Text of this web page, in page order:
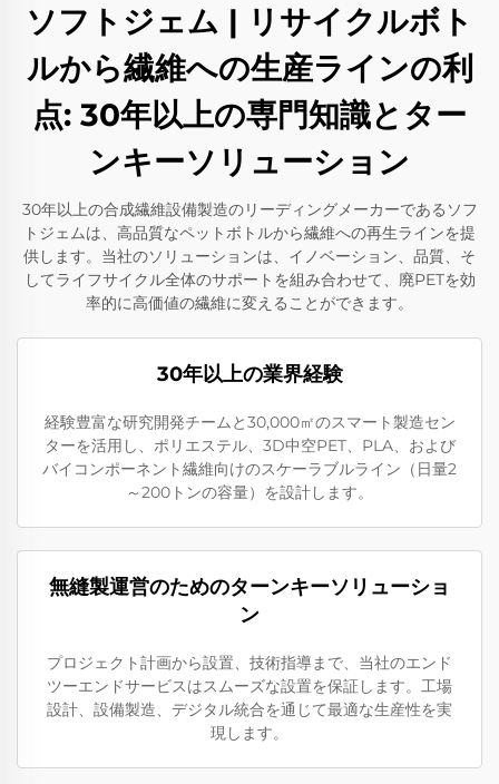
ソフトジェム | リサイクルボト
ルから繊維への生産ラインの利
点: 30年以上の専門知識とター
ンキーソリューション
30年以上の合成繊維設備製造のリーディングメーカーであるソフ
トジェムは、高品質なペットボトルから繊維への再生ラインを提
供します。当社のソリューションは、イノベーション、品質、そ
してライフサイクル全体のサポートを組み合わせて、廃PETを効
率的に高価値の繊維に変えることができます。
30年以上の業界経験
経験豊富な研究開発チームと30,000㎡のスマート製造セン
ターを活用し、ポリエステル、3D中空PET、PLA、および
バイコンポーネント繊維向けのスケーラブルライン（日量2
～200トンの容量）を設計します。
無縫製運営のためのターンキーソリューショ
ン
プロジェクト計画から設置、技術指導まで、当社のエンド
ツーエンドサービスはスムーズな設置を保証します。工場
設計、設備製造、デジタル統合を通じて最適な生産性を実
現します。